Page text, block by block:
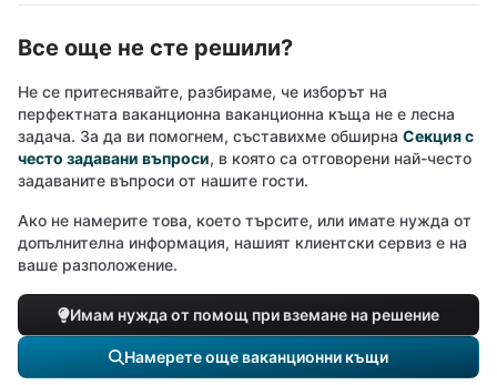
Все още не сте решили?
Не се притеснявайте, разбираме, че изборът на
перфектната ваканционна ваканционна къща не е лесна
задача. За да ви помогнем, съставихме обширна Секция с
често задавани въпроси, в която са отговорени най-често
задаваните въпроси от нашите гости.
Ако не намерите това, което търсите, или имате нужда от
допълнителна информация, нашият клиентски сервиз е на
ваше разположение.
Имам нужда от помощ при вземане на решение
Намерете още ваканционни къщи